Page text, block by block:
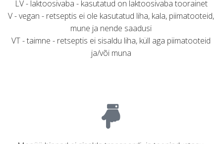
LV - laktoosivaba - kasutatud on laktoosivaba toorainet
V - vegan - retseptis ei ole kasutatud liha, kala, piimatooteid,
mune ja nende saadusi
VT - taimne - retseptis ei sisaldu liha, küll aga piimatooteid
ja/või muna